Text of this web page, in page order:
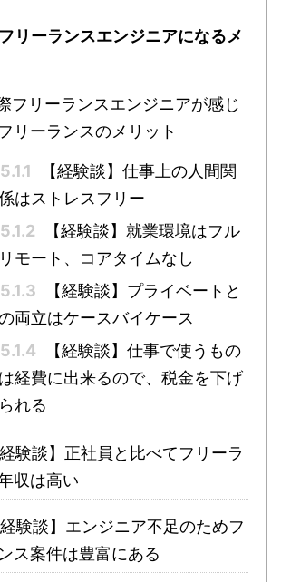
リーランスエンジニアになるメ
フリーランスエンジニアが感じ
リーランスのメリット
5.1.1
【経験談】仕事上の人間関
はストレスフリー
5.1.2
【経験談】就業環境はフル
リモート、コアタイムなし
5.1.3
【経験談】プライベートと
両立はケースバイケース
5.1.4
【経験談】仕事で使うもの
は経費に出来るので、税金を下げ
られる
経験談】正社員と比べてフリーラ
収は高い
経験談】エンジニア不足のためフ
ス案件は豊富にある